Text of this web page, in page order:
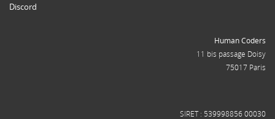
Discord
Human Coders
11 bis passage Doisy
75017 Paris
SIRET : 539998856 00030